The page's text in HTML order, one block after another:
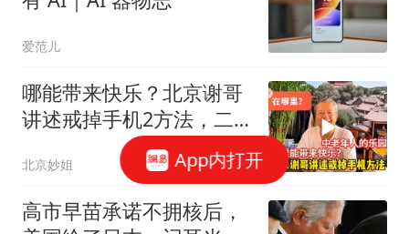
爱范儿
哪能带来快乐？北京谢哥
讲述戒掉手机2方法，二
层小楼来过吗
北京妙姐
高市早苗承诺不拥核后，
App内打开